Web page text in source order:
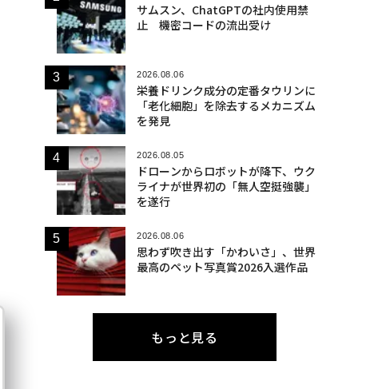
サムスン、ChatGPTの社内使用禁
止 機密コードの流出受け
2026.08.06
栄養ドリンク成分の定番タウリンに
「老化細胞」を除去するメカニズム
を発見
2026.08.05
ドローンからロボットが降下、ウク
ライナが世界初の「無人空挺強襲」
を遂行
2026.08.06
思わず吹き出す「かわいさ」、世界
最高のペット写真賞2026入選作品
もっと見る